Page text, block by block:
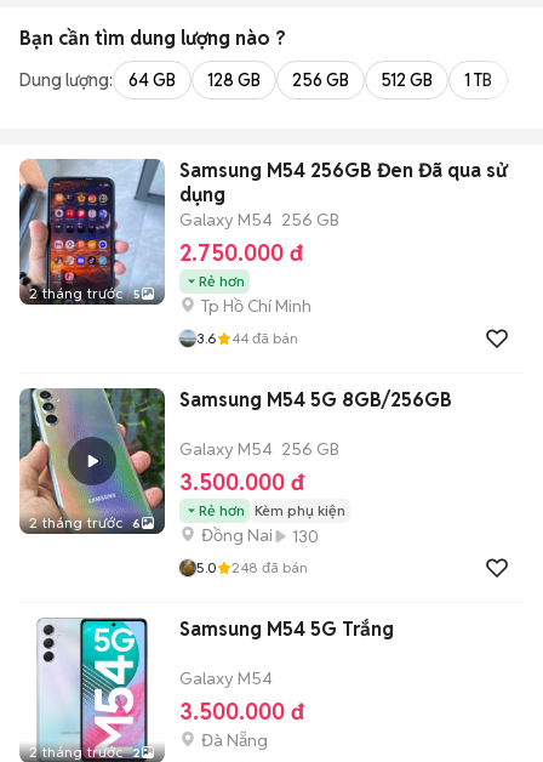
Bạn cần tìm dung lượng nào ?
Dung lượng: 64 GB 128 GB 256 GB 512 GB 1 TB
2 tháng trước 5
Samsung M54 256GB Đen Đã qua sử
dụng
Galaxy M54 256 GB
2.750.000 đ
Rẻ hơn
Tp Hồ Chí Minh
3.6 44 đã bán
2 tháng trước 6
Samsung M54 5G 8GB/256GB
Galaxy M54 256 GB
3.500.000 đ
Rẻ hơn Kèm phụ kiện
Đồng Nai 130
5.0 248 đã bán
2 tháng trước 2
Samsung M54 5G Trắng
Galaxy M54
3.500.000 đ
Đà Nẵng